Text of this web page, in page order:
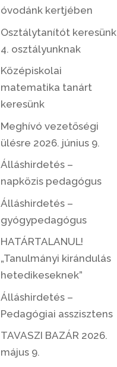
óvodánk kertjében
Osztálytanítót keresünk
4. osztályunknak
Középiskolai
matematika tanárt
keresünk
Meghívó vezetőségi
ülésre 2026. június 9.
Álláshirdetés –
napközis pedagógus
Álláshirdetés –
gyógypedagógus
HATÁRTALANUL!
„Tanulmányi kirándulás
hetedikeseknek”
Álláshirdetés –
Pedagógiai asszisztens
TAVASZI BAZÁR 2026.
május 9.